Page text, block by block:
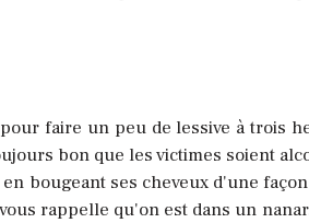
faire un peu de lessive à trois
bon que les victimes soient
bougeant ses cheveux d'une
rappelle qu'on est dans un